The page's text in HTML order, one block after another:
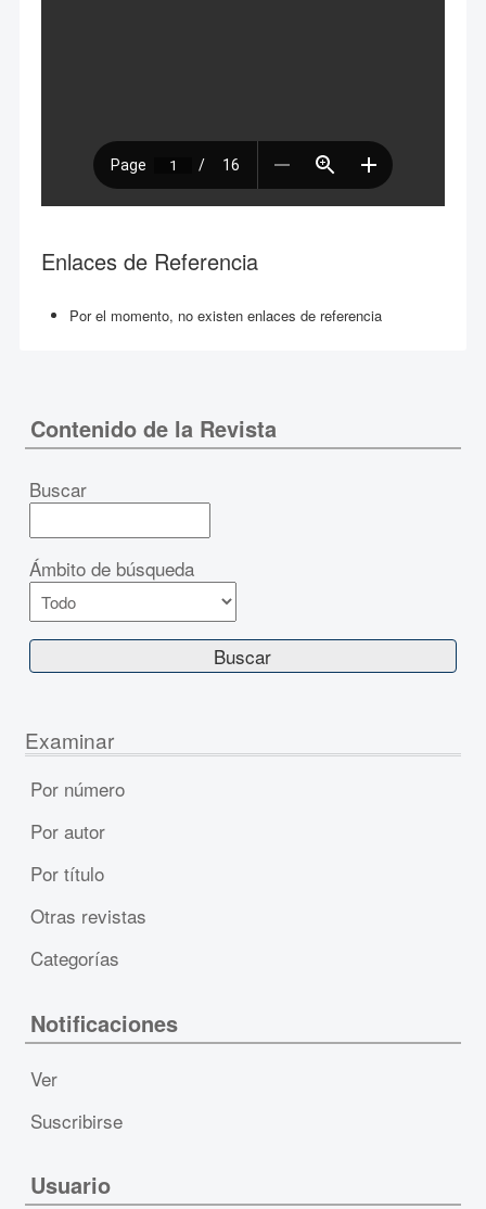
Enlaces de Referencia
Por el momento, no existen enlaces de referencia
Contenido de la Revista
Buscar
Ámbito de búsqueda
Examinar
Por número
Por autor
Por título
Otras revistas
Categorías
Notificaciones
Ver
Suscribirse
Usuario